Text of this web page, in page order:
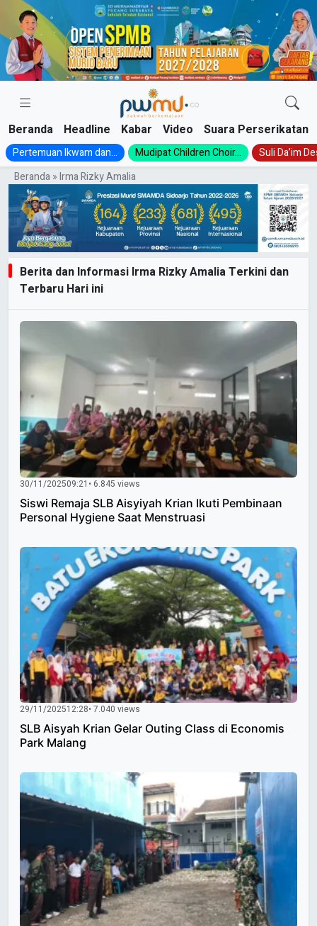
Skip
content
Beranda Headline Kabar Video Suara Perserikatan
Pertemuan Ikwam dan... Mudipat Children Choir...
Suli Da’im
Beranda»Irma Rizky Amalia
Berita dan Informasi Irma Rizky Amalia Terkini dan
Terbaru Hari ini
30/11/202509:21 • 6.845 views
Siswi Remaja SLB Aisyiyah Krian Ikuti Pembinaan
Personal Hygiene Saat Menstruasi
29/11/202512:28• 7.040 views
SLB Aisyah Krian Gelar Outing Class di Economis
Park Malang